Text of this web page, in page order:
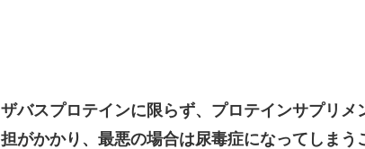
ザバスプロテインに限らず、プロテインサプリ
担がかかり、最悪の場合は尿毒症になってしまう